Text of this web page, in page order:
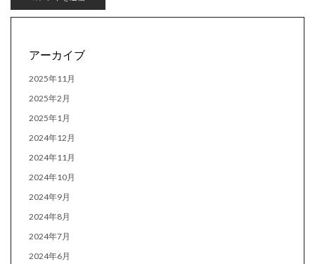
アーカイブ
2025年11月
2025年2月
2025年1月
2024年12月
2024年11月
2024年10月
2024年9月
2024年8月
2024年7月
2024年6月